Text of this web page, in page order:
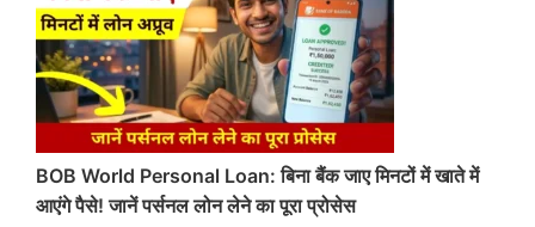
BOB World Personal Loan: बिना बैंक जाए मिनटों में खाते में
आएंगे पैसे! जानें पर्सनल लोन लेने का पूरा प्रोसेस